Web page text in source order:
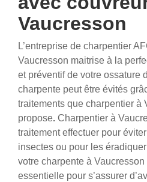
Vaucresson
​​​​​​​L’entreprise de charpentier
Vaucresson maitrise à la
et préventif de votre ossature
charpente peut être évités
traitements que charpentier à
propose. Charpentier à
traitement effectuer pour
insectes ou pour les
votre charpente à
essentielle pour s’assurer